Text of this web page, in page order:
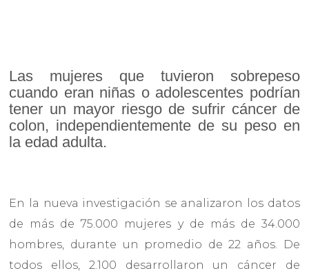
Las mujeres que tuvieron sobrepeso
cuando eran niñas o adolescentes podrían
tener un mayor riesgo de sufrir cáncer de
colon, independientemente de su peso en
la edad adulta.
En la nueva investigación se analizaron los datos
de más de 75.000 mujeres y de más de 34.000
hombres, durante un promedio de 22 años. De
todos ellos, 2.100 desarrollaron un cáncer de